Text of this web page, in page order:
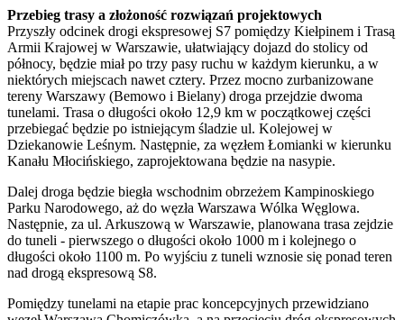
Przebieg trasy a złożoność rozwiązań projektowych
Przyszły odcinek drogi ekspresowej S7 pomiędzy Kiełpinem i Trasą
Armii Krajowej w Warszawie, ułatwiający dojazd do stolicy od
północy, będzie miał po trzy pasy ruchu w każdym kierunku, a w
niektórych miejscach nawet cztery. Przez mocno zurbanizowane
tereny Warszawy (Bemowo i Bielany) droga przejdzie dwoma
tunelami. Trasa o długości około 12,9 km w początkowej części
przebiegać będzie po istniejącym śladzie ul. Kolejowej w
Dziekanowie Leśnym. Następnie, za węzłem Łomianki w kierunku
Kanału Młocińskiego, zaprojektowana będzie na nasypie.
Dalej droga będzie biegła wschodnim obrzeżem Kampinoskiego
Parku Narodowego, aż do węzła Warszawa Wólka Węglowa.
Następnie, za ul. Arkuszową w Warszawie, planowana trasa zejdzie
do tuneli - pierwszego o długości około 1000 m i kolejnego o
długości około 1100 m. Po wyjściu z tuneli wznosie się ponad teren
nad drogą ekspresową S8.
Pomiędzy tunelami na etapie prac koncepcyjnych przewidziano